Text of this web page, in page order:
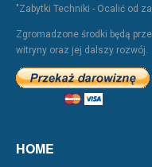
"Zabytki Techniki - Ocalić od
Zgromadzone środki będą
witryny oraz jej dalszy rozwój.
HOME